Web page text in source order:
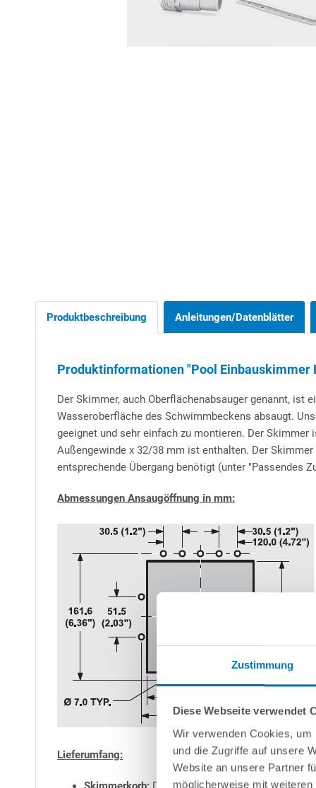
Zustimmung
Diese Webseite verwendet
Wir verwenden Cookies,
und die Zugriffe auf unsere
Website an unsere Partner
möglicherweise mit
Produktbeschreibung Anleitungen/Datenblätter
Produktinformationen "Pool Einbauskimmer
Der Skimmer, auch Oberflächenabsauger genannt,
Wasseroberfläche des Schwimmbeckens absaugt.
geeignet und sehr einfach zu montieren. Der
Außengewinde x 32/38 mm ist enthalten. Der
entsprechende Übergang benötigt (unter "Passendes
Abmessungen Ansaugöffnung in mm:
Lieferumfang: